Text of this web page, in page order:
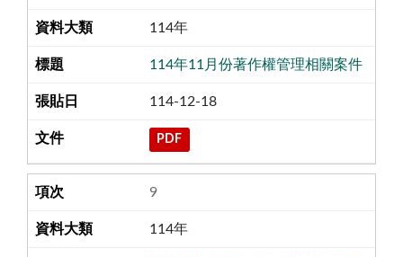
114年
114年11月份著作權管理相關案件
114-12-18
PDF
9
114年